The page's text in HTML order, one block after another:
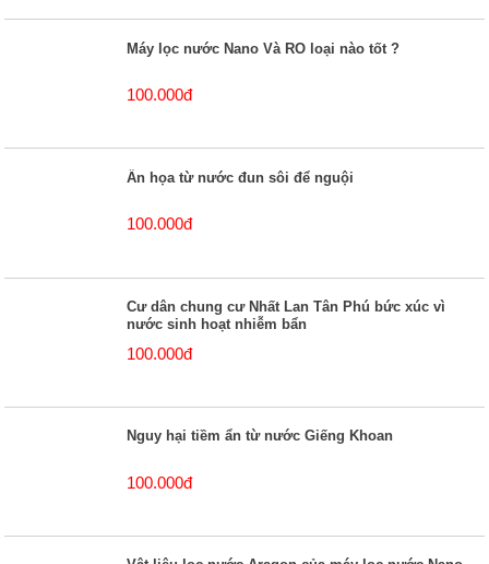
Máy lọc nước Nano Và RO loại nào tốt ?
100.000đ
Ẩn họa từ nước đun sôi để nguội
100.000đ
Cư dân chung cư Nhất Lan Tân Phú bức xúc vì
nước sinh hoạt nhiễm bẩn
100.000đ
Nguy hại tiềm ẩn từ nước Giếng Khoan
100.000đ